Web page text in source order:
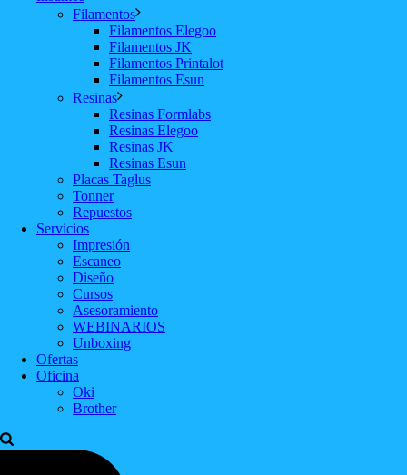
Filamentos
Filamentos Elegoo
Filamentos JK
Filamentos Printalot
Filamentos Esun
Resinas
Resinas Formlabs
Resinas Elegoo
Resinas JK
Resinas Esun
Placas Taglus
Tonner
Repuestos
Servicios
Impresión
Escaneo
Diseño
Cursos
Asesoramiento
WEBINARIOS
Unboxing
Ofertas
Oficina
Oki
Brother